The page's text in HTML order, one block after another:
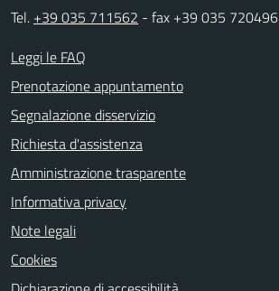
Tel. +39 035 711562 - fax +39 035 720496
Leggi le FAQ
Prenotazione appuntamento
Segnalazione disservizio
Richiesta d'assistenza
Amministrazione trasparente
Informativa privacy
Note legali
Cookies